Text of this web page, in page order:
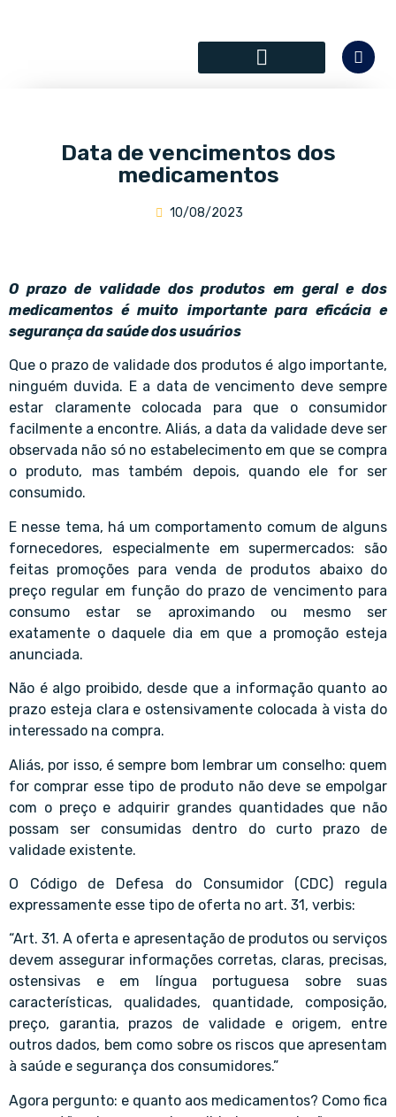
Data de vencimentos dos
medicamentos
10/08/2023
O prazo de validade dos produtos em geral e dos
medicamentos é muito importante para eficácia e
segurança da saúde dos usuários
Que o prazo de validade dos produtos é algo importante,
ninguém duvida. E a data de vencimento deve sempre
estar claramente colocada para que o consumidor
facilmente a encontre. Aliás, a data da validade deve ser
observada não só no estabelecimento em que se compra
o produto, mas também depois, quando ele for ser
consumido.
E nesse tema, há um comportamento comum de alguns
fornecedores, especialmente em supermercados: são
feitas promoções para venda de produtos abaixo do
preço regular em função do prazo de vencimento para
consumo estar se aproximando ou mesmo ser
exatamente o daquele dia em que a promoção esteja
anunciada.
Não é algo proibido, desde que a informação quanto ao
prazo esteja clara e ostensivamente colocada à vista do
interessado na compra.
Aliás, por isso, é sempre bom lembrar um conselho: quem
for comprar esse tipo de produto não deve se empolgar
com o preço e adquirir grandes quantidades que não
possam ser consumidas dentro do curto prazo de
validade existente.
O Código de Defesa do Consumidor (CDC) regula
expressamente esse tipo de oferta no art. 31, verbis:
“Art. 31. A oferta e apresentação de produtos ou serviços
devem assegurar informações corretas, claras, precisas,
ostensivas e em língua portuguesa sobre suas
características, qualidades, quantidade, composição,
preço, garantia, prazos de validade e origem, entre
outros dados, bem como sobre os riscos que apresentam
à saúde e segurança dos consumidores.”
Agora pergunto: e quanto aos medicamentos? Como fica